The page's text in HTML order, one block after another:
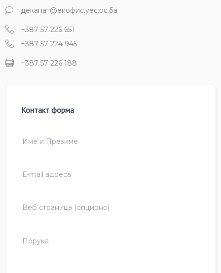
деканат@екофис.уес.рс.ба
+387 57 226 651
+387 57 224 945
+387 57 226 188
Контакт форма